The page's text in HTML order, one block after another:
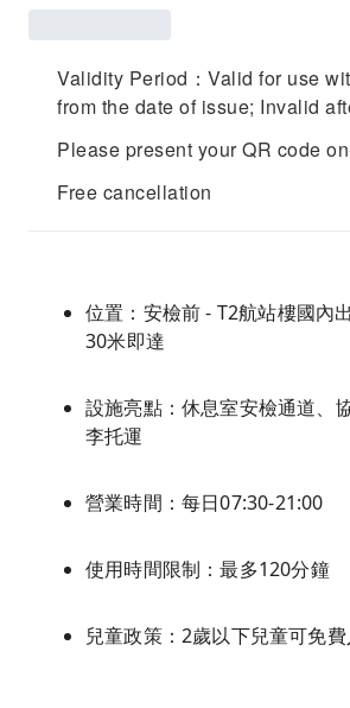
Validity Period：Valid for use
from the date of issue; Invalid
Please present your QR code
Free cancellation
位置：安檢前 - T2航站樓國內
30米即達
設施亮點：休息室安檢通道、
李托運
營業時間：每日07:30-21:00
使用時間限制：最多120分鐘
兒童政策：2歲以下兒童可免